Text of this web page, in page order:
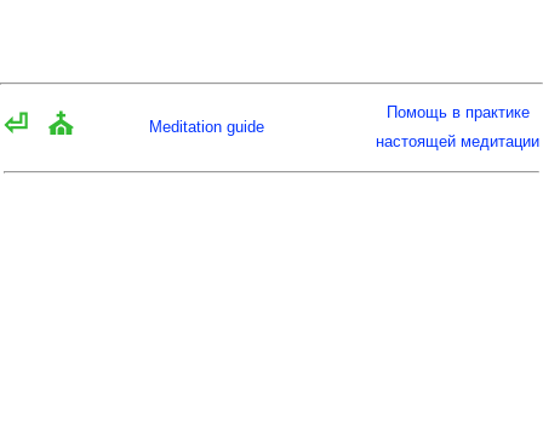
⏎ ⛪ Meditation guide
Помощь в практике
настоящей медитации